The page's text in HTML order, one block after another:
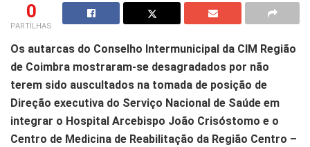
0
PARTILHAS
Os autarcas do Conselho Intermunicipal da CIM Região
de Coimbra mostraram-se desagradados por não
terem sido auscultados na tomada de posição de
Direção executiva do Serviço Nacional de Saúde em
integrar o Hospital Arcebispo João Crisóstomo e o
Centro de Medicina de Reabilitação da Região Centro –